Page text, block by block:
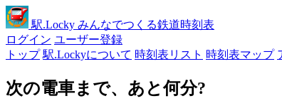
駅.Locky みんなでつくる鉄道時刻表
ログイン ユーザー登録
トップ 駅.Lockyについて 時刻表リスト 時刻表マップ
次の電車まで、あと何分?